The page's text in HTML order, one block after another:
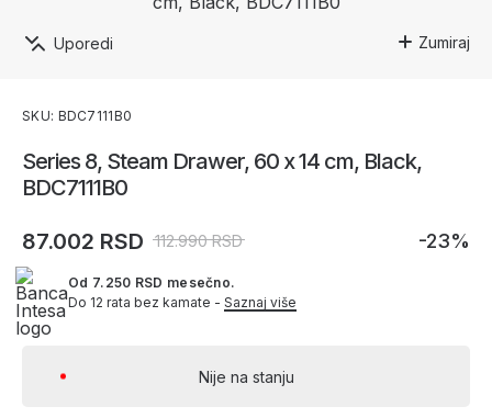
Zumiraj
Uporedi
Series 8, Steam Drawer, 60 x 14 cm, Black,
BDC7111B0
87.002 RSD 112.990 RSD -23%
Od 7.250 RSD mesečno.
Do 12 rata bez kamate - Saznaj više
Nije na stanju
SKU: BDC7111B0